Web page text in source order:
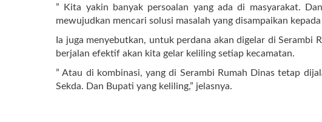
” Kita yakin banyak persoalan yang ada di masyarakat.
mewujudkan mencari solusi masalah yang disampaikan
Ia juga menyebutkan, untuk perdana akan digelar di Serambi
berjalan efektif akan kita gelar keliling setiap kecamatan.
” Atau di kombinasi, yang di Serambi Rumah Dinas tetap
Sekda. Dan Bupati yang keliling,” jelasnya.